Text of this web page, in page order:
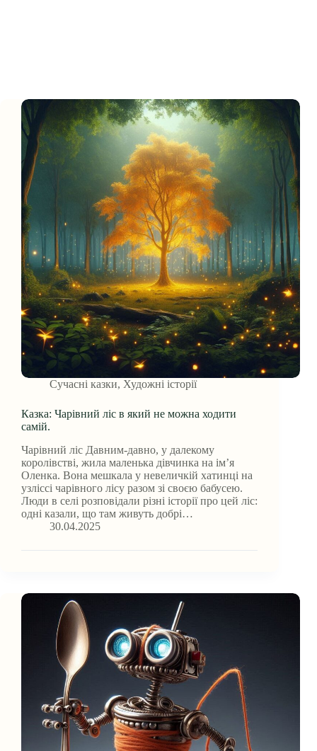
Сучасні казки, Художні історії
Казка: Чарівний ліс в який не можна ходити
самій.
Чарівний ліс Давним-давно, у далекому
королівстві, жила маленька дівчинка на ім’я
Оленка. Вона мешкала у невеличкій хатинці на
узліссі чарівного лісу разом зі своєю бабусею.
Люди в селі розповідали різні історії про цей ліс:
одні казали, що там живуть добрі…
30.04.2025